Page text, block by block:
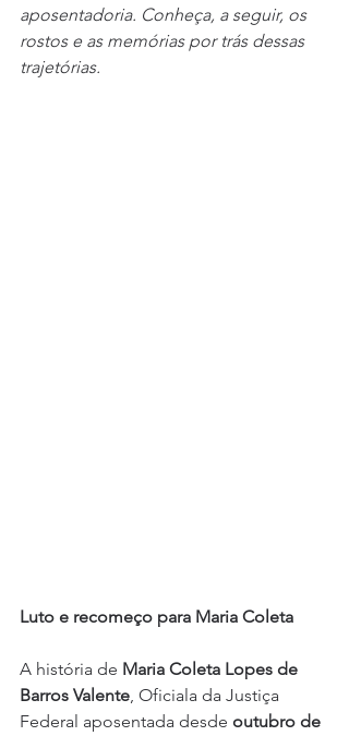
aposentadoria. Conheça, a seguir, os
rostos e as memórias por trás dessas
trajetórias.
Luto e recomeço para Maria Coleta
A história de Maria Coleta Lopes de
Barros Valente, Oficiala da Justiça
Federal aposentada desde outubro de